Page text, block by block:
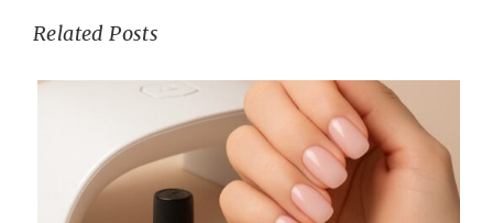
Related Posts